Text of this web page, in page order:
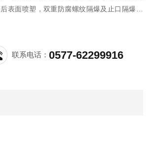
表面喷塑，双重防腐螺纹隔爆及止口隔爆结
联系电话：0577-62299916